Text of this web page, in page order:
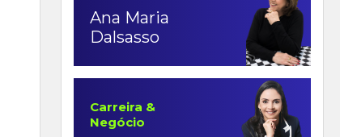
Ana Maria
Dalsasso
Carreira &
Negócio